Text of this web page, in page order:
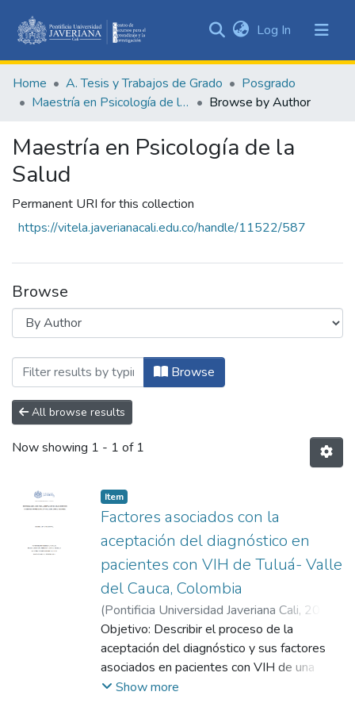
&
Collections
Log In (current)
Home A. Tesis y Trabajos de Grado
Posgrado
Maestría en Psicología de la Salud
Browse by Author
Maestría en Psicología de la
Salud
Permanent URI for this collection
https://vitela.javerianacali.edu.co/handle/11522/587
Browse
Browsing Maestría en Psicología de la
Browse
All browse results
Now showing 1 - 1 of 1
Item
Factores asociados con la
aceptación del diagnóstico en
pacientes con VIH de Tuluá- Valle
del Cauca, Colombia
(Pontificia Universidad Javeriana Cali, 2020
Cifuentes Bernal, Daniela;Valderrama
Orbegozo, Laura Juliana
Objetivo: Describir el proceso de la
aceptación del diagnóstico y sus factores
asociados en pacientes con VIH de una
institución prestadora de servicios de la
Show more